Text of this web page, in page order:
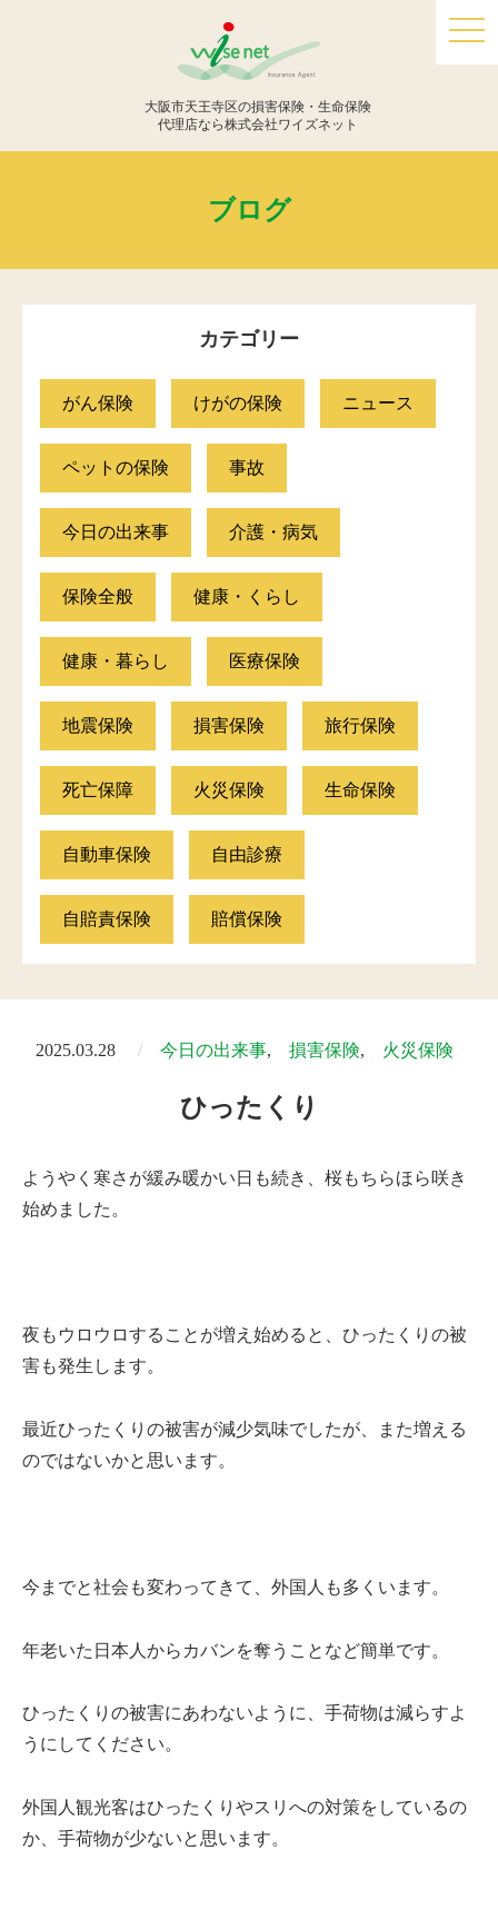
大阪市天王寺区の損害保険・生命保険
代理店なら株式会社ワイズネット
ブログ
カテゴリー
がん保険 けがの保険 ニュース
ペットの保険 事故
今日の出来事 介護・病気
保険全般 健康・くらし
健康・暮らし 医療保険
地震保険 損害保険 旅行保険
死亡保障 火災保険 生命保険
自動車保険 自由診療
自賠責保険 賠償保険
2025.03.28 今日の出来事 損害保険 火災保険
ひったくり
ようやく寒さが緩み暖かい日も続き、桜もちらほら咲き
始めました。
夜もウロウロすることが増え始めると、ひったくりの被
害も発生します。
最近ひったくりの被害が減少気味でしたが、また増える
のではないかと思います。
今までと社会も変わってきて、外国人も多くいます。
年老いた日本人からカバンを奪うことなど簡単です。
ひったくりの被害にあわないように、手荷物は減らすよ
うにしてください。
外国人観光客はひったくりやスリへの対策をしているの
か、手荷物が少ないと思います。